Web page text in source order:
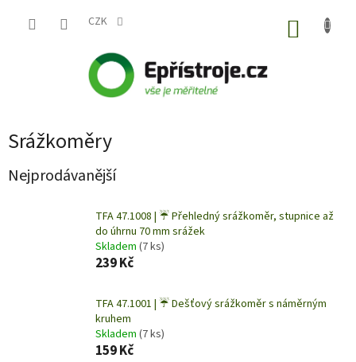
CZK
Srážkoměry
Nejprodávanější
TFA 47.1008 | ☔ Přehledný srážkoměr, stupnice až
do úhrnu 70 mm srážek
Skladem (7 ks)
239 Kč
TFA 47.1001 | ☔ Dešťový srážkoměr s náměrným
kruhem
Skladem (7 ks)
159 Kč